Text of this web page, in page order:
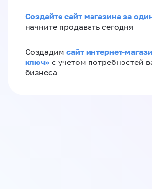
Создайте сайт магазина за
начните продавать сегодня
Создадим сайт интернет-
ключ» с учетом потребностей
бизнеса